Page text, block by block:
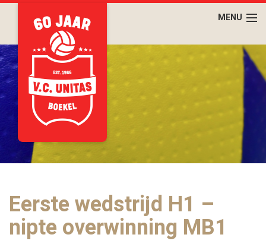
Eerste wedstrijd H1 –
nipte overwinning MB1